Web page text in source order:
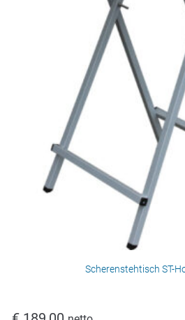
Scherenstehtisch ST-